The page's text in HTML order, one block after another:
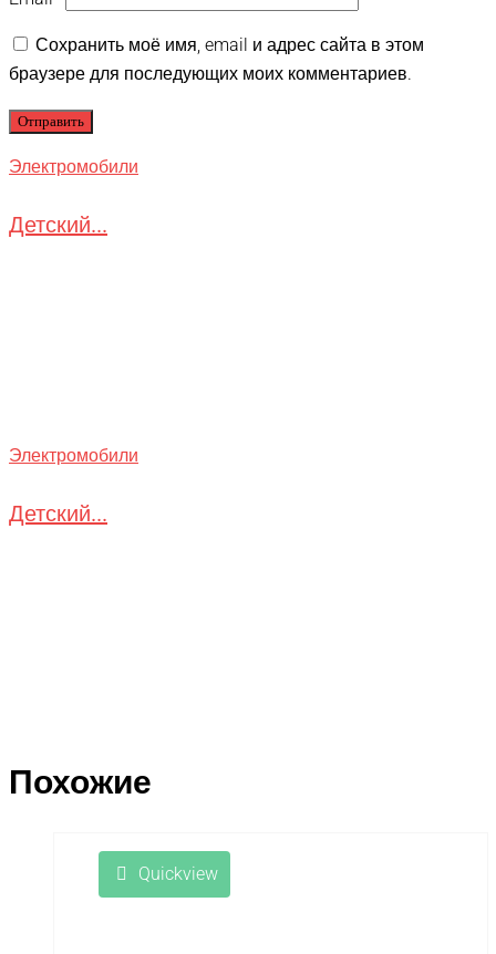
Сохранить моё имя, email и адрес сайта в этом
браузере для последующих моих комментариев.
Электромобили
Детский...
Электромобили
Детский...
Похожие
Quickview